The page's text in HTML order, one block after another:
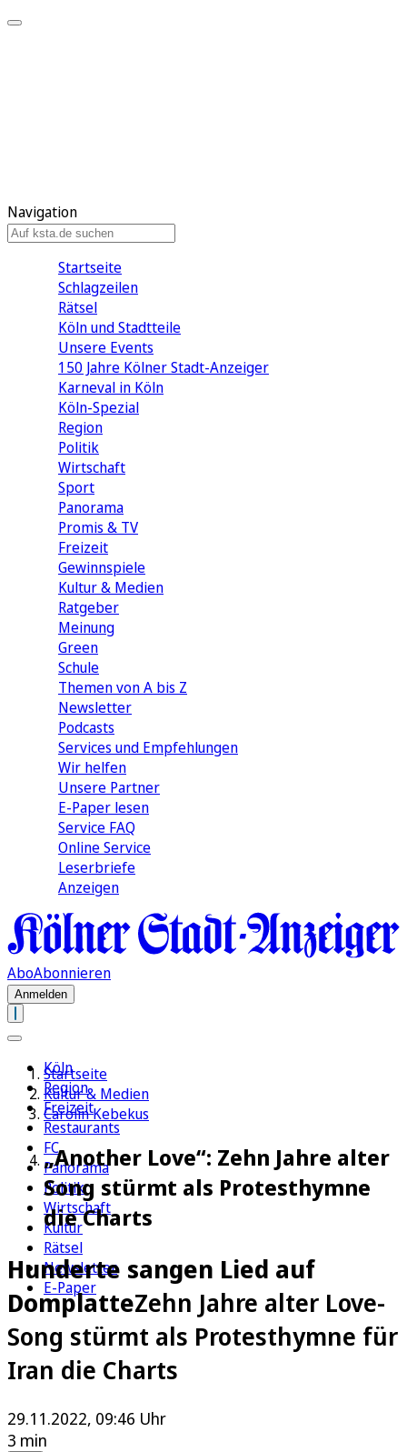
Navigation
Startseite
Schlagzeilen
Rätsel
Köln und Stadtteile
Unsere Events
150 Jahre Kölner Stadt-Anzeiger
Karneval in Köln
Köln-Spezial
Region
Politik
Wirtschaft
Sport
Panorama
Promis & TV
Freizeit
Gewinnspiele
Kultur & Medien
Ratgeber
Meinung
Green
Schule
Themen von A bis Z
Newsletter
Podcasts
Services und Empfehlungen
Wir helfen
Unsere Partner
E-Paper lesen
Service FAQ
Online Service
Leserbriefe
Anzeigen
AboAbonnieren
Anmelden
Köln
Region
Freizeit
Restaurants
FC
Panorama
Politik
Wirtschaft
Kultur
Rätsel
Newsletter
E-Paper
Startseite
Kultur & Medien
Carolin Kebekus
„Another Love“: Zehn Jahre alter
Song stürmt als Protesthymne
die Charts
Hunderte sangen Lied auf
DomplatteZehn Jahre alter Love-
Song stürmt als Protesthymne für
Iran die Charts
29.11.2022, 09:46 Uhr
3 min